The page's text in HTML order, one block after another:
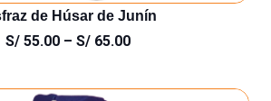
de Húsar de Junín
S/ 55.00 – S/ 65.00